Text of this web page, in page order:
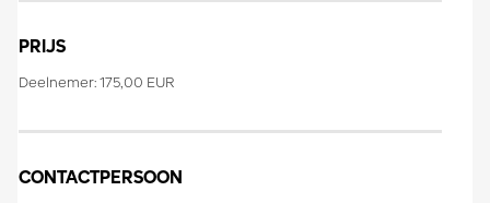
PRIJS
Deelnemer: 175,00 EUR
CONTACTPERSOON